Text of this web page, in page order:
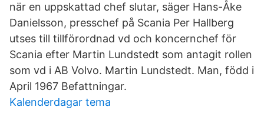
när en uppskattad chef slutar, säger Hans-Åke
Danielsson, presschef på Scania Per Hallberg
utses till tillförordnad vd och koncernchef för
Scania efter Martin Lundstedt som antagit rollen
som vd i AB Volvo. Martin Lundstedt. Man, född i
April 1967 Befattningar.
Kalenderdagar tema